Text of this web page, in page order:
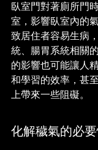
臥室門對著廁所門
室，影響臥室內的
致居住者容易生病
統、腸胃系統相關
的影響也可能讓人
和學習的效率，甚
上帶來一些阻礙。
化解穢氣的必